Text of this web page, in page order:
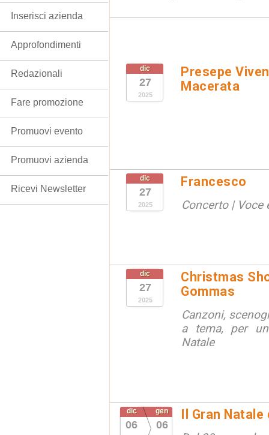
dic
27
2025
Presepe
Macerata
dic
27
2025
Francesco
Concerto | Voce
dic
27
2025
Christmas
Gommas
Canzoni,
a tema, per
Natale
dic
06
gen
06
Il Gran
Inserisci azienda
Approfondimenti
Redazionali
Fare promozione
Promuovi evento
Promuovi azienda
Ricevi Newsletter